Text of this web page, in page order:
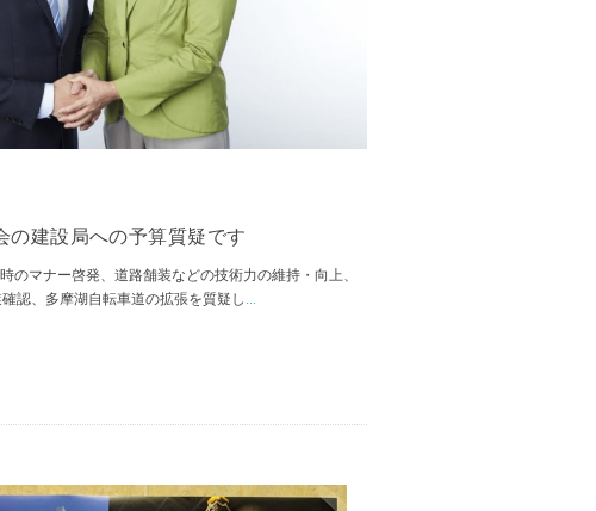
の建設局への予算質疑です
のマナー啓発、道路舗装などの技術力の維持・向上、
認、多摩湖自転車道の拡張を質疑し ...